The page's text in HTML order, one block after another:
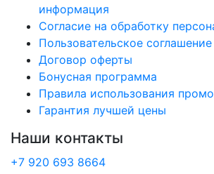
информация
Согласие на обработку
Пользовательское соглашение
Договор оферты
Бонусная программа
Правила использования
Гарантия лучшей цены
Наши контакты
+7 920 693 8664